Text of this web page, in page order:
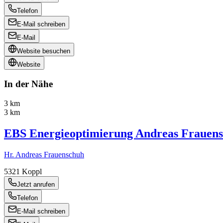
Telefon
E-Mail schreiben
E-Mail
Website besuchen
Website
In der Nähe
3 km
3 km
EBS Energieoptimierung Andreas
Hr. Andreas Frauenschuh
5321 Koppl
Jetzt anrufen
Telefon
E-Mail schreiben